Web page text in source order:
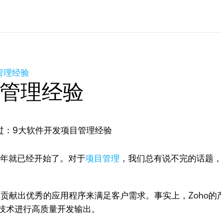
理经验
理经验
就已经开始了。对于项目管理 ，我们总有说不完的话题
出优秀的应用程序来满足客户需求。事实上，Zoho的
进行高质量开发输出。